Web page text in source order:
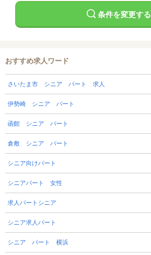
条件を変更する
おすすめ求人ワード
さいたま市 シニア パート 求人
伊勢崎 シニア パート
函館 シニア パート
倉敷 シニア パート
シニア向けパート
シニアパート 女性
求人パートシニア
シニア求人パート
シニア パート 横浜